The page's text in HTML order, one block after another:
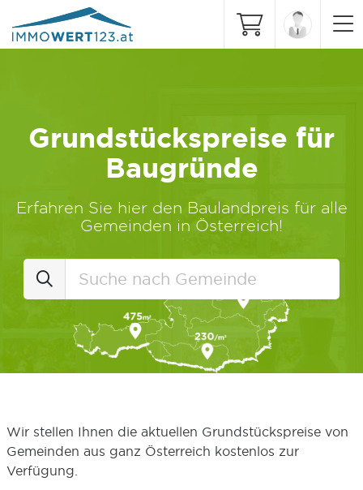
Grundstückspreise für
Baugründe
Erfahren Sie hier den Baulandpreis für alle
Gemeinden in Österreich!
Wir stellen Ihnen die aktuellen Grundstückspreise von
Gemeinden aus ganz Österreich kostenlos zur
Verfügung.